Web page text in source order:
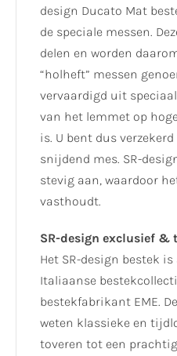
design Ducato Mat
de speciale messen.
delen en worden
“holheft” messen
vervaardigd uit
van het lemmet op
is. U bent dus
snijdend mes. SR-
stevig aan, waardoor
vasthoudt.
SR-design exclusief &
Het SR-design bestek
Italiaanse
bestekfabrikant EME.
weten klassieke en
toveren tot een